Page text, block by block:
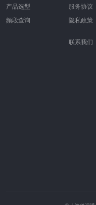
产品选型
频段查询
服务协议
隐私政策
联系我们